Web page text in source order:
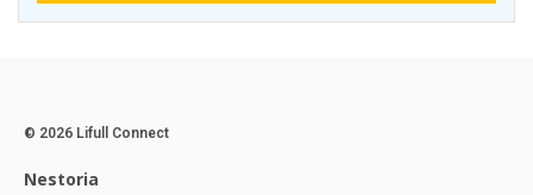
© 2026 Lifull Connect
Nestoria